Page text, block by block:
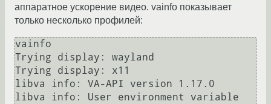
аппаратное ускорение видео. vainfo показывает
только несколько профилей:
vainfo
Trying display: wayland
Trying display: x11
libva info: VA-API version 1.17.0
libva info: User environment variable